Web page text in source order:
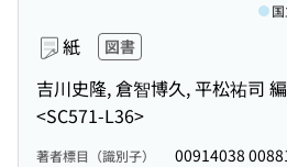
紙 図書
吉川史隆, 倉智博久, 平松祐司
<SC571-L36>
著者標目（識別子） 00914038